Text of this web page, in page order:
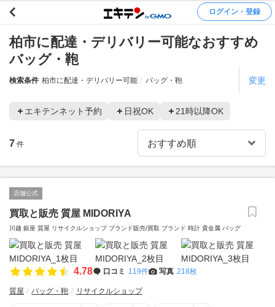
ログイン・登録
柏市に配達・デリバリー可能なおすすめ
バッグ・鞄
検索条件 柏市に配達・デリバリー可能 バッグ・鞄 変更
エキテンネット予約 日祝OK 21時以降OK
7 件
店舗公式
買取と販売 質屋 MIDORIYA
川越 銀座 質屋 リサイクルショップ ブランド販売/買取 ブランド 時計 貴金属 バッグ
4.78 口コミ 119件 写真 218枚
質屋 バッグ・鞄 リサイクルショップ